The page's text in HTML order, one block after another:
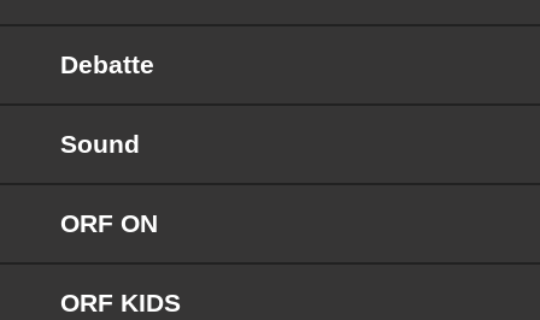
Debatte
Sound
ORF ON
ORF KIDS